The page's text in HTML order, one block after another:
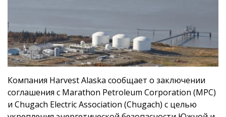
Компания Harvest Alaska сообщает о заключении
соглашения с Marathon Petroleum Corporation (MPC)
и Chugach Electric Association (Chugach) с целью